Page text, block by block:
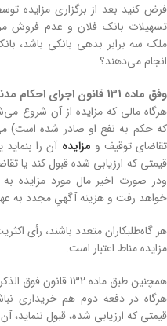
فرض کنید بعد از برگزاری مزایده
تسهیلات بانک فلان و عدم فروش
ملک سه برابر بدهی بانکی باشد،
انجام می‌دهند؟
وفق ماده 131 قانون اجرای احکام مدنی:
هر‌گاه مالی که مزایده از آن شروع
که حکم به نفع او صادر شده است)
تقاضای توقیف‌ و مزایده آن را
قیمتی که ارزیابی شده قبول کند یا
و‌در صورت اخیر مال مورد مزایده
خواهد رفت و هزینه آگهیِ مجدد به
هر گاه‌طلبکاران متعدد باشند، رأی
مزایده مناط اعتبار است.
همچنین طبق ماده 132 قانون فوق الذکر:
هر‌گاه در دفعه دوم هم خریداری
قیمتی که ارزیابی شده، قبول